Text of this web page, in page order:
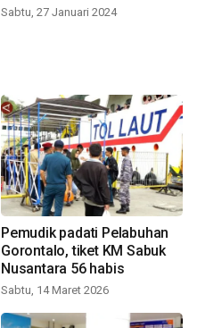
Sabtu, 27 Januari 2024
Pemudik padati Pelabuhan
Gorontalo, tiket KM Sabuk
Nusantara 56 habis
Sabtu, 14 Maret 2026